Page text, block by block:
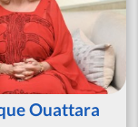
Ouattara